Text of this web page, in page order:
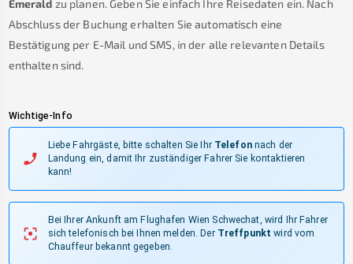
Emerald zu planen. Geben Sie einfach Ihre Reisedaten ein. Nach
Abschluss der Buchung erhalten Sie automatisch eine
Bestätigung per E-Mail und SMS, in der alle relevanten Details
enthalten sind.
Wichtige-Info
Liebe Fahrgäste, bitte schalten Sie Ihr Telefonnach der
Landung ein, damit Ihr zuständiger Fahrer Sie kontaktieren
kann!
Bei Ihrer Ankunft am Flughafen Wien Schwechat, wird Ihr Fahrer
sich telefonisch bei Ihnen melden. Der Treffpunkt wird vom
Chauffeur bekannt gegeben.